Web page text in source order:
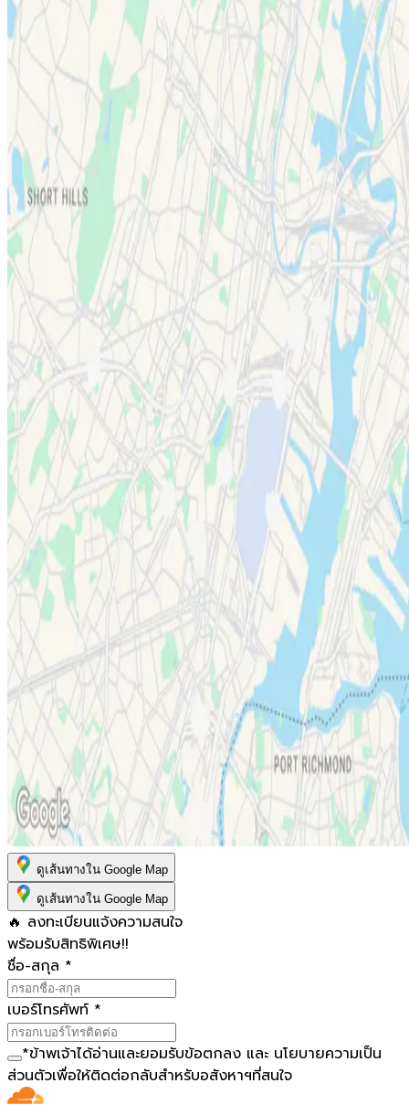
ดูเส้นทางใน Google Map
ดูเส้นทางใน Google Map
🔥 ลงทะเบียนแจ้งความสนใจ
พร้อมรับสิทธิพิเศษ!!
ชื่อ-สกุล *
เบอร์โทรศัพท์ *
*ข้าพเจ้าได้อ่านและยอมรับข้อตกลง และ นโยบายความเป็น
ส่วนตัวเพื่อให้ติดต่อกลับสำหรับอสังหาฯที่สนใจ